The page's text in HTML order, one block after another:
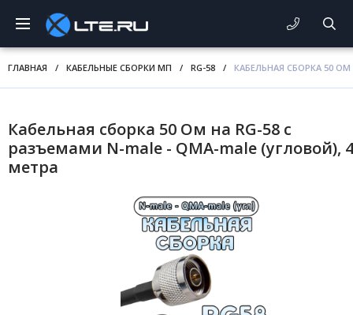
ГЛАВНАЯ / КАБЕЛЬНЫЕ СБОРКИ МП / RG-58 / КАБЕЛЬНАЯ СБОРКА 50 ОМ
Кабельная сборка 50 Ом на RG-58 с
разъемами N-male - QMA-male (угловой), 4
метра